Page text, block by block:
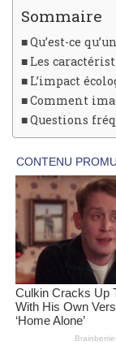
Sommaire
Qu’est-ce
Les
L’impact
Comment
Questions